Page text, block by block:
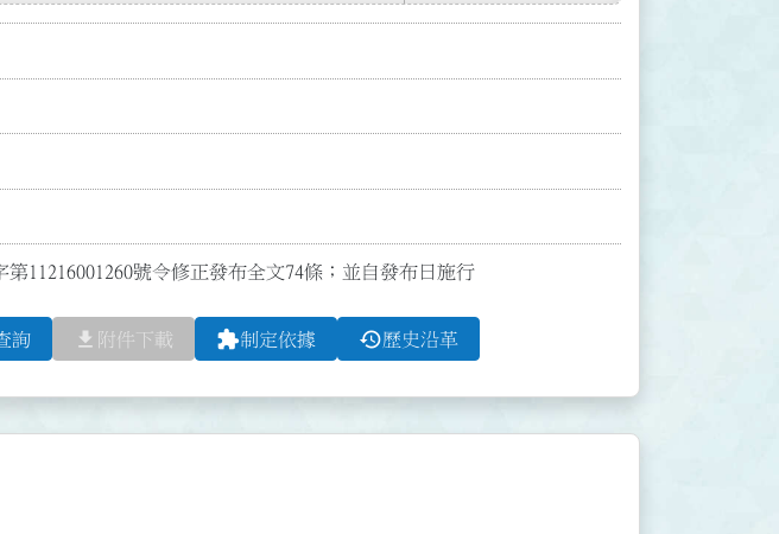
11216001260號令修正發布全文74條；並自發布日施行
詢 file_download 附件下載 extension制定依據 history歷史沿革